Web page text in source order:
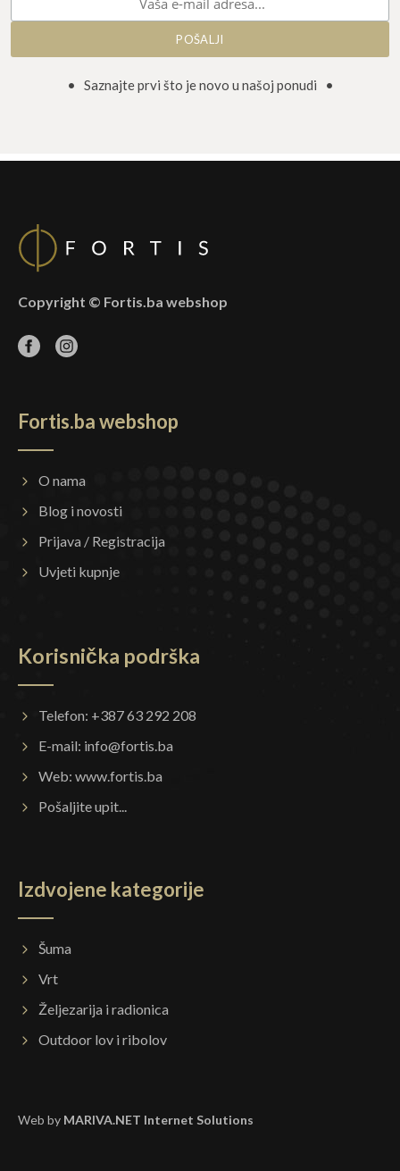
• Saznajte prvi što je novo u našoj ponudi •
Copyright © Fortis.ba webshop
Fortis.ba webshop
O nama
Blog i novosti
Prijava / Registracija
Uvjeti kupnje
Korisnička podrška
Telefon: +387 63 292 208
E-mail: info@fortis.ba
Web: www.fortis.ba
Pošaljite upit...
Izdvojene kategorije
Šuma
Vrt
Željezarija i radionica
Outdoor lov i ribolov
Web by MARIVA.NET Internet Solutions